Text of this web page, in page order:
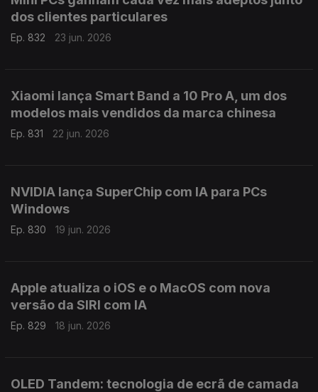
dos clientes particulares
Ep. 832 23 jun. 2026
Xiaomi lança Smart Band a 10 Pro A, um dos
modelos mais vendidos da marca chinesa
Ep. 831 22 jun. 2026
NVIDIA lança SuperChip com IA para PCs
Windows
Ep. 830 19 jun. 2026
Apple atualiza o iOS e o MacOS com nova
versão da SIRI com IA
Ep. 829 18 jun. 2026
OLED Tandem: tecnologia de ecrã de camada